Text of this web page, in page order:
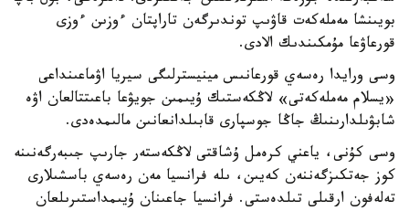
بويىنشا مەملەكەت قاۋىپ توندىرگەن تاراپتان ءوزىن ءوزى
قورعاۋعا مۇمكىندىك الادى.
وسى ورايدا رەسەي قورعانىس مينيسترلىگى سيريا اۋماعىنداعى
«يسلام مەملەكەتى» لاڭكەستىك ۇيىمىن جويۋعا باعىتتالعان اۋە
شابۋىلدارىنىڭ جاڭا جوسپارى قابىلدانعانىن مالىمدەدى.
وسى كۇنى، ياعني كرەمل ۇشاقتى لاڭكەستەر جارىپ جىبەرگەنىنە
كوز جەتكىزگەننەن كەيىن، ىلە فرانسيا مەن رەسەي باسشىلارى
تەلەفون ارقىلى تىلدەستى. فرانسيا جاعىنان ۇيىمداستىرىلعان